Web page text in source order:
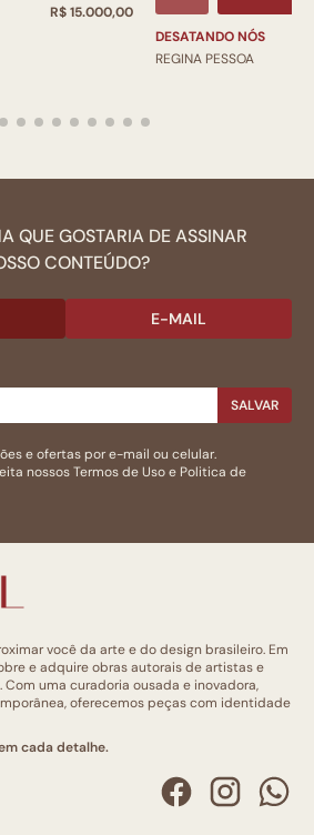
R$ 15.000,00
DESATANDO NÓS
REGINA PESSOA
QUE GOSTARIA DE ASSINAR
CONTEÚDO?
E-MAIL
SALVAR
e ofertas por e-mail ou celular.
nossosTermos de Usoe Politica de
você da arte e do design brasileiro. Em
e adquire obras autorais de artistas e
uma curadoria ousada e inovadora,
oferecemos peças com identidade
cada detalhe.